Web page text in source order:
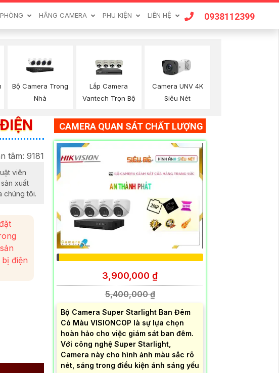
HÃNG CAMERA PHU KIỆN LIÊN HỆ 0938112399
Bộ Camera Trong
Nhà
Lắp Camera
Vantech Trọn Bộ
Camera UNV 4K
Siêu Nét
tâm: 9181
viên
xuất
chúng tôi.
điện
CAMERA QUAN SÁT CHẤT LƯỢNG
3,900,000 ₫
5,400,000 ₫
Bộ Camera Super Starlight Ban Đêm
Có Màu VISIONCOP là sự lựa chọn
hoàn hảo cho việc giám sát ban đêm.
Với công nghệ Super Starlight,
Camera này cho hình ảnh màu sắc rõ
nét, sáng trong điều kiện ánh sáng yếu